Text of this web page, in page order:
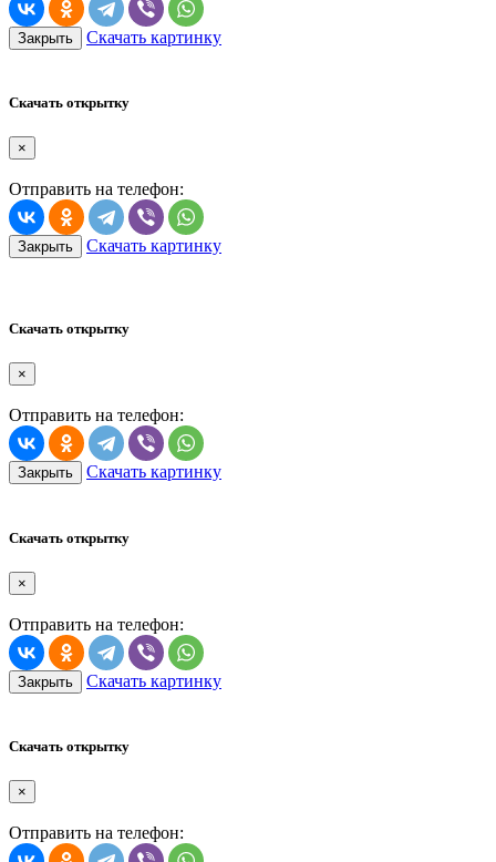
Закрыть Скачать картинку
Скачать открытку
×
Отправить на телефон:
Закрыть Скачать картинку
Скачать открытку
×
Отправить на телефон:
Закрыть Скачать картинку
Скачать открытку
×
Отправить на телефон:
Закрыть Скачать картинку
Скачать открытку
×
Отправить на телефон: